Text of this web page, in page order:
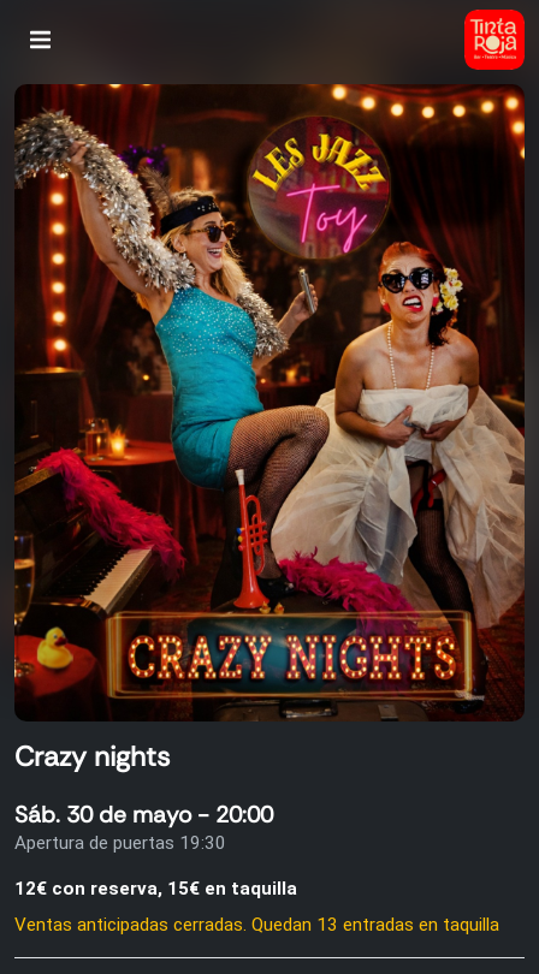
Crazy nights
Sáb. 30 de mayo - 20:00
Apertura de puertas 19:30
12€ con reserva, 15€ en taquilla
Ventas anticipadas cerradas. Quedan 13 entradas en taquilla